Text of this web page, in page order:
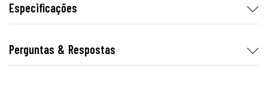
Especificações
Perguntas & Respostas